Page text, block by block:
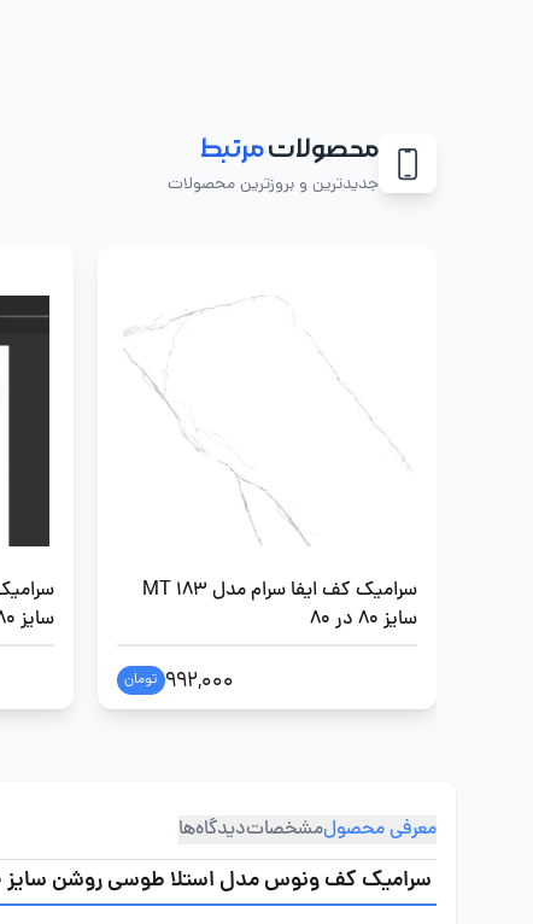
محصولاتمرتبط
جدیدترین و بروزترین محصولات
سرامیک کف ایفا سرام مدل MT 183
سایز 80 در 80
992,000 تومان
سایز 80 در 80
معرفی محصولمشخصاتدیدگاه‌ها
سرامیک کف ونوس مدل استلا طوسی روشن سایز 80 در 80